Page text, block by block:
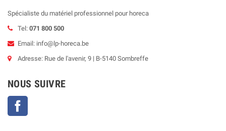
Spécialiste du matériel professionnel pour horeca
Tel: 071 800 500
Email: info@lp-horeca.be
Adresse: Rue de l'avenir, 9 | B-5140 Sombreffe
NOUS SUIVRE